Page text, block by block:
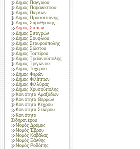
Δήμος Παγγαίου
Δήμος Παρανεστίου
Δήμος Πιερέων
Δήμος Προσοτσάνης
Δήμος Σαμοθράκης
Δήμος Σαπών
Δήμος Σιταγρών
Δήμος Σουφλίου
Δήμος Σταυρούπολης
Δήμος Σώστου
Δήμος Τοπείρου
Δήμος Τραϊανούπολης
Δήμος Τριγώνου
Δήμος Τυχερού
Δήμος Φερών
Δήμος Φιλίππων
Δήμος Φιλλύρας
Δήμος Χρυσούπολης
Κοινότητα Αμαξάδων
Κοινότητα Θερμών
Κοινότητα Κέχρου
Κοινότητα Σελέρου
Κοινότητα
Σιδηρονέρου
Νομός Δράμας
Νομός Έβρου
Νομός Καβάλας
Νομός Ξάνθης
Νομός Ροδόπης